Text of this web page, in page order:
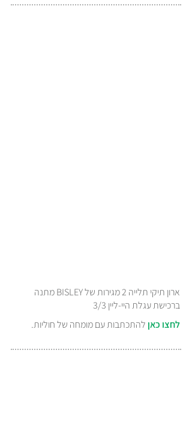
ארון תיקי תלייה 2 מגירות של BISLEY מתנה
ברכישת עגלת היי-ליין 3/3
לחצו כאן להתכתבות עם מומחה של חוליות.